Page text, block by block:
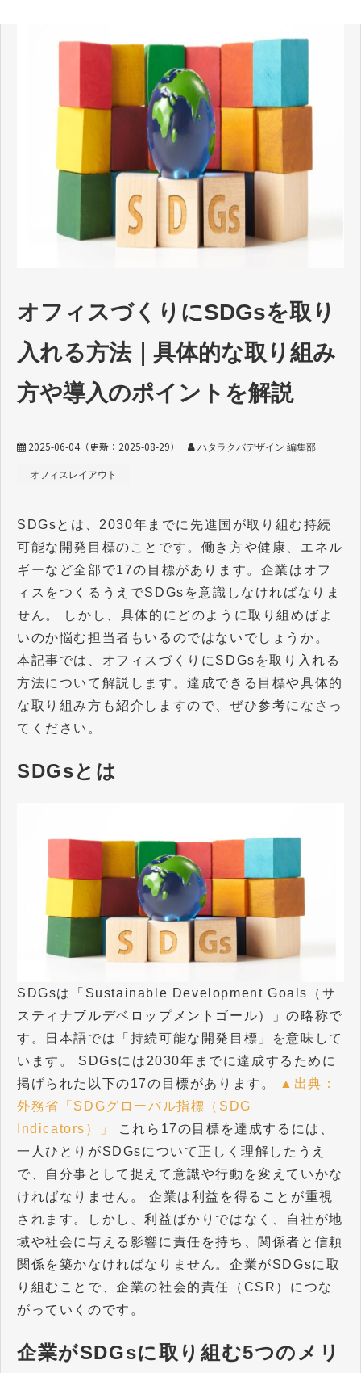
オフィスづくりにSDGsを取り
入れる方法｜具体的な取り組み
方や導入のポイントを解説
2025-06-04（更新： 2025-08-29） ハタラクバデザイン 編集部
オフィスレイアウト
SDGsとは、2030年までに先進国が取り組む持続
可能な開発目標のことです。働き方や健康、エネル
ギーなど全部で17の目標があります。企業はオフ
ィスをつくるうえでSDGsを意識しなければなりま
せん。 しかし、具体的にどのように取り組めばよ
いのか悩む担当者もいるのではないでしょうか。
本記事では、オフィスづくりにSDGsを取り入れる
方法について解説します。達成できる目標や具体的
な取り組み方も紹介しますので、ぜひ参考になさっ
てください。
SDGsとは
SDGsは「Sustainable Development Goals（サ
スティナブルデベロップメントゴール）」の略称で
す。日本語では「持続可能な開発目標」を意味して
います。 SDGsには2030年までに達成するために
掲げられた以下の17の目標があります。
▲出典：
外務省「SDGグローバル指標（SDG
Indicators）」
これら17の目標を達成するには、
一人ひとりがSDGsについて正しく理解したうえ
で、自分事として捉えて意識や行動を変えていかな
ければなりません。 企業は利益を得ることが重視
されます。しかし、利益ばかりではなく、自社が地
域や社会に与える影響に責任を持ち、関係者と信頼
関係を築かなければなりません。企業がSDGsに取
り組むことで、企業の社会的責任（CSR）につな
がっていくのです。
企業がSDGsに取り組む5つのメリ